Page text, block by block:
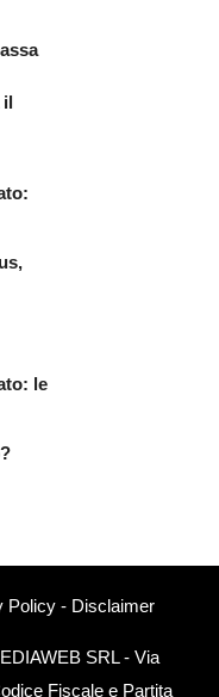
il
le
Policy- Disclaimer
SRL - Via
Fiscale e Partita